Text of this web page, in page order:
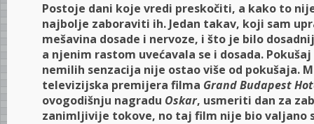
Postoje dani koje vredi preskočiti, a kako to
najbolje zaboraviti ih. Jedan takav, koji sam
mešavina dosade i nervoze, i što je bilo
a njenim rastom uvećavala se i dosada.
nemilih senzacija nije ostao više od pokušaja.
televizijska premijera filma Grand Budapest
ovogodišnju nagradu Oskar, usmeriti dan za
zanimljivije tokove, no taj film nije bio valjano